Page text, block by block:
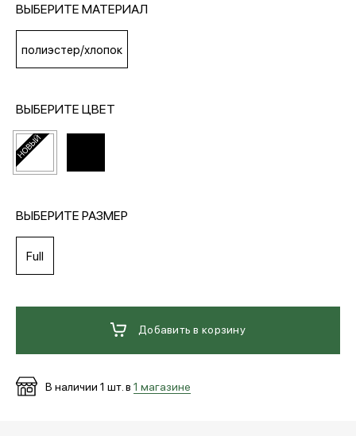
МЕДИА
ОПЛАТА И ДОСТАВКА
+7 (495) 139-66-00
ВЫБЕРИТЕ МАТЕРИАЛ
полиэстер/хлопок
ВЫБЕРИТЕ ЦВЕТ
ВЫБЕРИТЕ РАЗМЕР
Full
Добавить в корзину
В наличии 1 шт. в 1 магазине